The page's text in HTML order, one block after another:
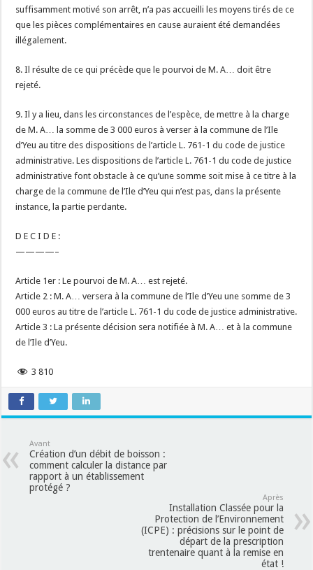
suffisamment motivé son arrêt, n’a pas accueilli les moyens tirés de ce
que les pièces complémentaires en cause auraient été demandées
illégalement.
8. Il résulte de ce qui précède que le pourvoi de M. A… doit être
rejeté.
9. Il y a lieu, dans les circonstances de l’espèce, de mettre à la charge
de M. A… la somme de 3 000 euros à verser à la commune de l’Ile
d’Yeu au titre des dispositions de l’article L. 761-1 du code de justice
administrative. Les dispositions de l’article L. 761-1 du code de justice
administrative font obstacle à ce qu’une somme soit mise à ce titre à la
charge de la commune de l’Ile d’Yeu qui n’est pas, dans la présente
instance, la partie perdante.
D E C I D E :
————–
Article 1er : Le pourvoi de M. A… est rejeté.
Article 2 : M. A… versera à la commune de l’Ile d’Yeu une somme de 3
000 euros au titre de l’article L. 761-1 du code de justice administrative.
Article 3 : La présente décision sera notifiée à M. A… et à la commune
de l’Ile d’Yeu.
3 810
Avant
Création d’un débit de boisson :
comment calculer la distance par
rapport à un établissement
protégé ?
Après
Installation Classée pour la
Protection de l’Environnement
(ICPE) : précisions sur le point de
départ de la prescription
trentenaire quant à la remise en
état !